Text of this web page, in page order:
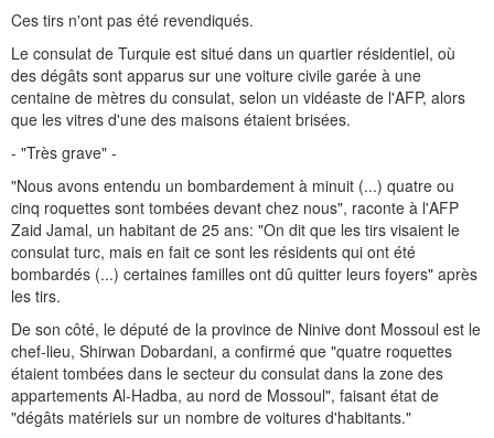
Ces tirs n'ont pas été revendiqués.
Le consulat de Turquie est situé dans un quartier résidentiel, où
des dégâts sont apparus sur une voiture civile garée à une
centaine de mètres du consulat, selon un vidéaste de l'AFP, alors
que les vitres d'une des maisons étaient brisées.
- "Très grave" -
"Nous avons entendu un bombardement à minuit (...) quatre ou
cinq roquettes sont tombées devant chez nous", raconte à l'AFP
Zaid Jamal, un habitant de 25 ans: "On dit que les tirs visaient le
consulat turc, mais en fait ce sont les résidents qui ont été
bombardés (...) certaines familles ont dû quitter leurs foyers" après
les tirs.
De son côté, le député de la province de Ninive dont Mossoul est le
chef-lieu, Shirwan Dobardani, a confirmé que "quatre roquettes
étaient tombées dans le secteur du consulat dans la zone des
appartements Al-Hadba, au nord de Mossoul", faisant état de
"dégâts matériels sur un nombre de voitures d'habitants."